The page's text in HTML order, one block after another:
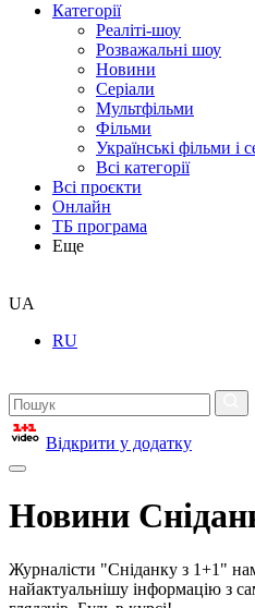
Категорії
Реаліті-шоу
Розважальні шоу
Новини
Серіали
Мультфільми
Фільми
Українські фільми і
Всі категорії
Всі проєкти
Онлайн
ТБ програма
Еще
UA
RU
Відкрити у додатку
Новини
Журналісти "Сніданку з 1+1"
найактуальнішу інформацію з